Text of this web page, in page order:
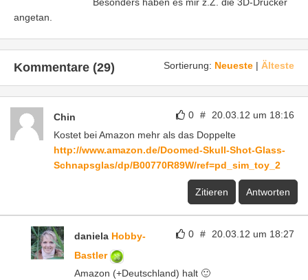
Besonders haben es mir z.Z. die 3D-Drucker
angetan.
Sortierung: Neueste | Älteste
Kommentare (29)
0 # 20.03.12 um 18:16
Chin
Kostet bei Amazon mehr als das Doppelte
http://www.amazon.de/Doomed-Skull-Shot-Glass-
Schnapsglas/dp/B00770R89W/ref=pd_sim_toy_2
Zitieren Antworten
0 # 20.03.12 um 18:27
daniela Hobby-
Bastler
Amazon (+Deutschland) halt 🙂